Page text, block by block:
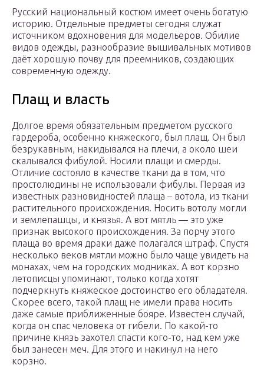
Русский национальный костюм имеет очень богатую
историю. Отдельные предметы сегодня служат
источником вдохновения для модельеров. Обилие
видов одежды, разнообразие вышивальных мотивов
даёт хорошую почву для преемников, создающих
современную одежду.
Плащ и власть
Долгое время обязательным предметом русского
гардероба, особенно княжеского, был плащ. Он был
безрукавным, накидывался на плечи, а около шеи
скалывался фибулой. Носили плащи и смерды.
Отличие состояло в качестве ткани да в том, что
простолюдины не использовали фибулы. Первая из
известных разновидностей плаща – вотола, из ткани
растительного происхождения. Носить вотолу могли
и землепашцы, и князья. А вот мятль — это уже
признак высокого происхождения. За порчу этого
плаща во время драки даже полагался штраф. Спустя
несколько веков мятли можно было чаще увидеть на
монахах, чем на городских модниках. А вот корзно
летописцы упоминают, только когда хотят
подчеркнуть княжеское достоинство его обладателя.
Скорее всего, такой плащ не имели права носить
даже самые приближенные бояре. Известен случай,
когда он спас человека от гибели. По какой-то
причине князь захотел спасти кого-то, над кем уже
был занесен меч. Для этого и накинул на него
корзно.